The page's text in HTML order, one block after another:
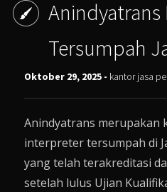
Tersumpah
Oktober 29, 2025 - kantor jasa
Anindyatrans merupakan
interpreter tersumpah di
yang telah terakreditasi
setelah lulus Ujian